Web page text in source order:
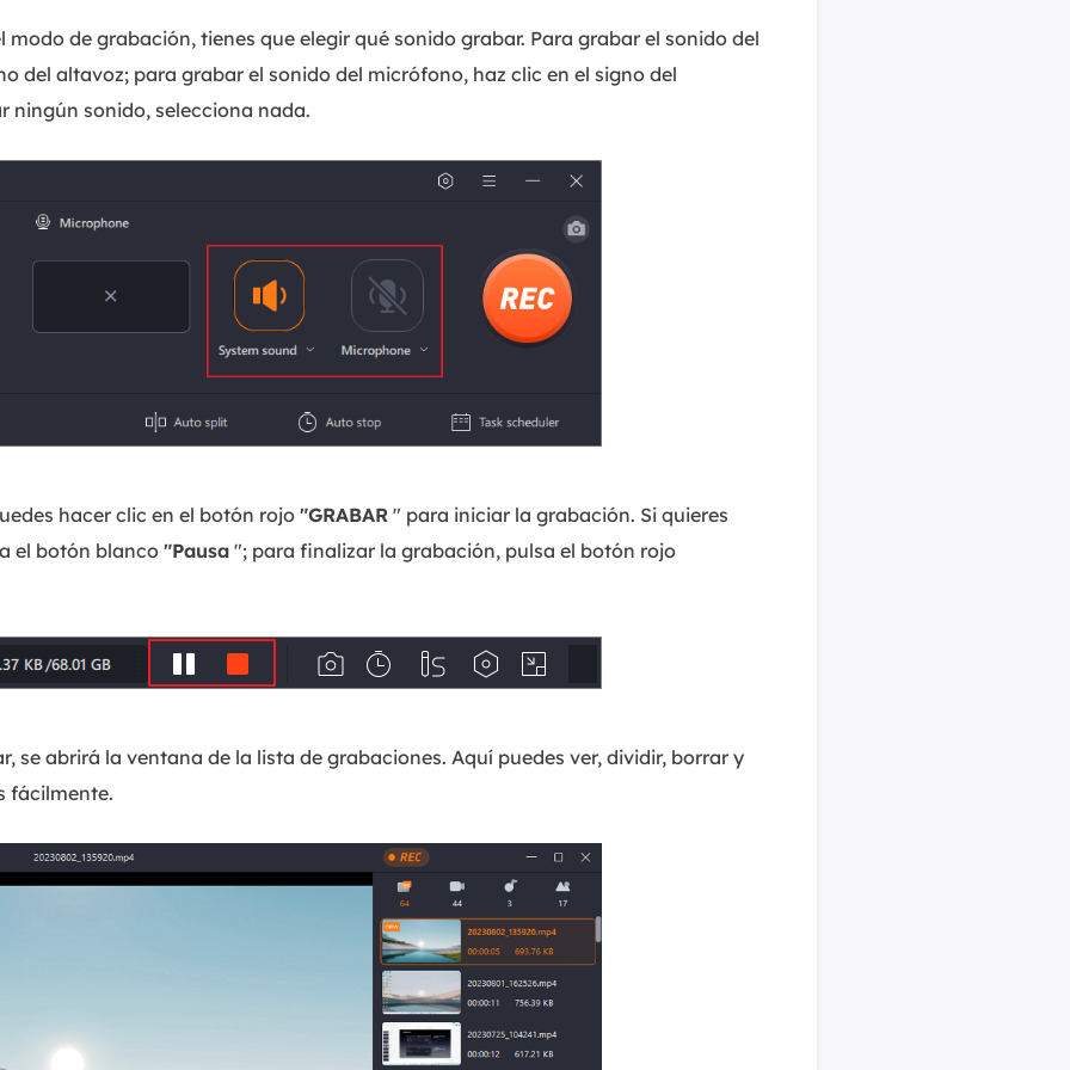
modo de grabación, tienes que elegir qué sonido grabar. Para grabar el sonido del
del altavoz; para grabar el sonido del micrófono, haz clic en el signo del
ningún sonido, selecciona nada.
hacer clic en el botón rojo "GRABAR " para iniciar la grabación. Si quieres
el botón blanco "Pausa "; para finalizar la grabación, pulsa el botón rojo
se abrirá la ventana de la lista de grabaciones. Aquí puedes ver, dividir, borrar y
fácilmente.